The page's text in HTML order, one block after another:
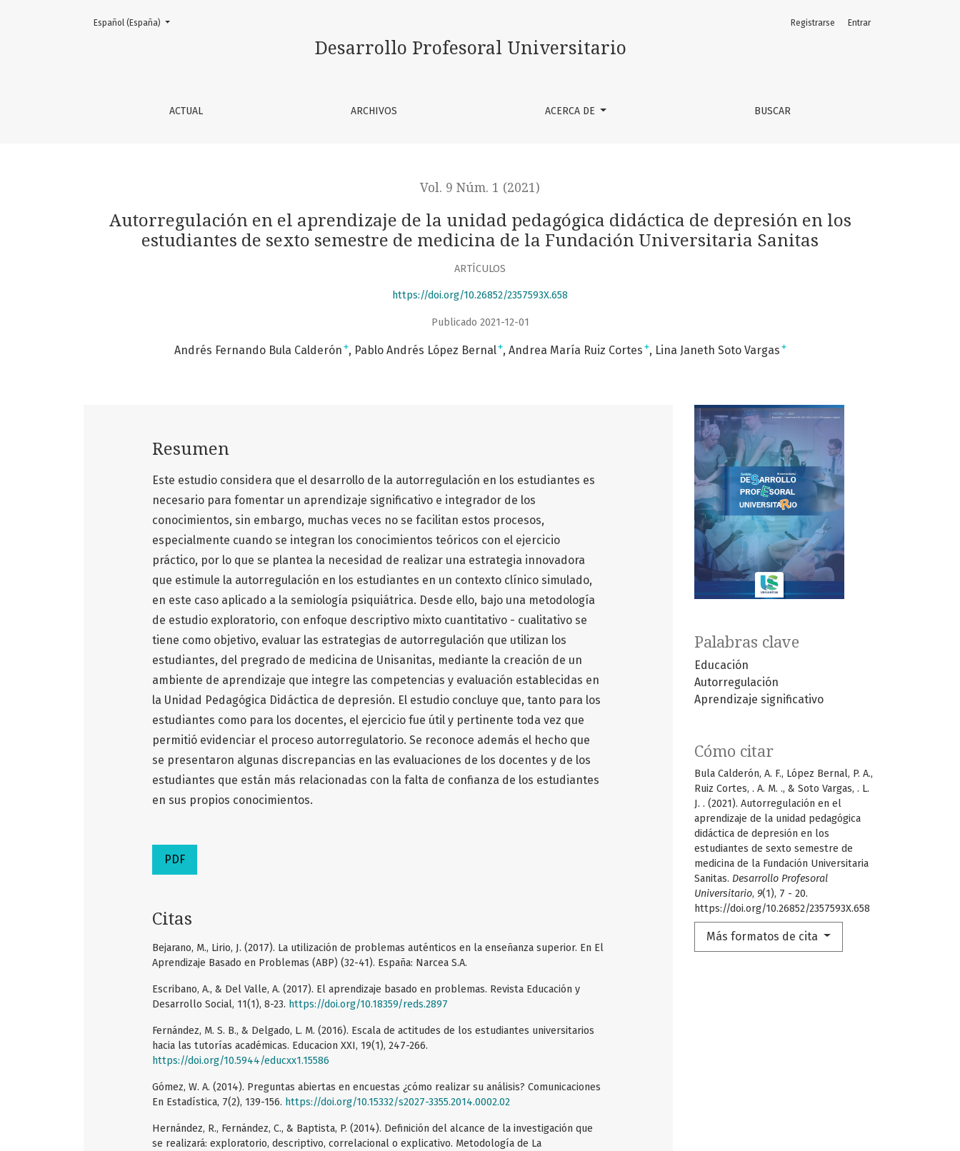
Autorregulación en el aprendizaje de la unidad pedagógica didáctica de depresión en los estudiantes de sexto semestre de medicina de la Fundación Universitaria
Desarrollo Profesoral Universitario
ACTUAL ARCHIVOS ACERCA DE BUSCAR
Registrarse Entrar
Cambiar el idioma. El actual es:
Español (España)
Vol. 9 Núm. 1 (2021)
Autorregulación en el aprendizaje de la unidad pedagógica didáctica de depresión en los
estudiantes de sexto semestre de medicina de la Fundación Universitaria Sanitas
ARTÍCULOS
https://doi.org/10.26852/2357593X.658
Publicado 2021-12-01
Andrés Fernando Bula Calderón + Pablo Andrés López Bernal+ Andrea María Ruiz Cortes + Lina Janeth Soto Vargas +
Palabras clave
Educación
Autorregulación
Aprendizaje significativo
Cómo citar
Bula Calderón, A. F., López Bernal, P. A.,
Ruiz Cortes, . A. M. ., & Soto Vargas, . L.
J. . (2021). Autorregulación en el
aprendizaje de la unidad pedagógica
didáctica de depresión en los
estudiantes de sexto semestre de
medicina de la Fundación Universitaria
Sanitas. Desarrollo Profesoral
Universitario, 9(1), 7 - 20.
https://doi.org/10.26852/2357593X.658
Más formatos de cita
Resumen
Este estudio considera que el desarrollo de la autorregulación en los estudiantes es
necesario para fomentar un aprendizaje significativo e integrador de los
conocimientos, sin embargo, muchas veces no se facilitan estos procesos,
especialmente cuando se integran los conocimientos teóricos con el ejercicio
práctico, por lo que se plantea la necesidad de realizar una estrategia innovadora
que estimule la autorregulación en los estudiantes en un contexto clínico simulado,
en este caso aplicado a la semiología psiquiátrica. Desde ello, bajo una metodología
de estudio exploratorio, con enfoque descriptivo mixto cuantitativo - cualitativo se
tiene como objetivo, evaluar las estrategias de autorregulación que utilizan los
estudiantes, del pregrado de medicina de Unisanitas, mediante la creación de un
ambiente de aprendizaje que integre las competencias y evaluación establecidas en
la Unidad Pedagógica Didáctica de depresión. El estudio concluye que, tanto para los
estudiantes como para los docentes, el ejercicio fue útil y pertinente toda vez que
permitió evidenciar el proceso autorregulatorio. Se reconoce además el hecho que
se presentaron algunas discrepancias en las evaluaciones de los docentes y de los
estudiantes que están más relacionadas con la falta de confianza de los estudiantes
en sus propios conocimientos.
PDF
Citas
Bejarano, M., Lirio, J. (2017). La utilización de problemas auténticos en la enseñanza superior. En El
Aprendizaje Basado en Problemas (ABP) (32-41). España: Narcea S.A.
Escribano, A., & Del Valle, A. (2017). El aprendizaje basado en problemas. Revista Educación y
Desarrollo Social, 11(1), 8-23. https://doi.org/10.18359/reds.2897
Fernández, M. S. B., & Delgado, L. M. (2016). Escala de actitudes de los estudiantes universitarios
hacia las tutorías académicas. Educacion XXI, 19(1), 247-266.
https://doi.org/10.5944/educxx1.15586
Gómez, W. A. (2014). Preguntas abiertas en encuestas ¿cómo realizar su análisis? Comunicaciones
En Estadística, 7(2), 139-156. https://doi.org/10.15332/s2027-3355.2014.0002.02
Hernández, R., Fernández, C., & Baptista, P. (2014). Definición del alcance de la investigación que
se realizará: exploratorio, descriptivo, correlacional o explicativo. Metodología de La